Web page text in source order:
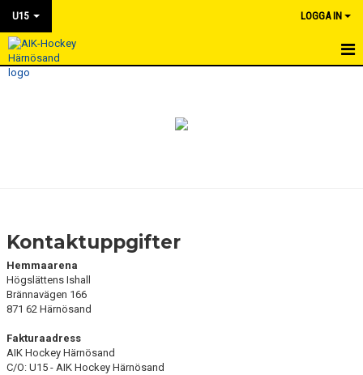
U15 LOGGA IN
HEM
DOKUMENT
Kontaktuppgifter
Hemmaarena
Högslättens Ishall
Brännavägen 166
871 62 Härnösand
Fakturaadress
AIK Hockey Härnösand
C/O: U15 - AIK Hockey Härnösand